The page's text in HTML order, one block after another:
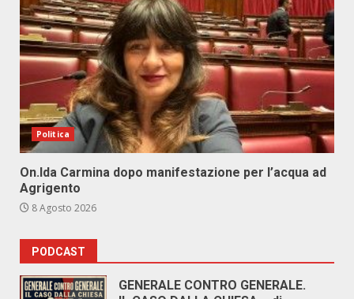
Politica
On.Ida Carmina dopo manifestazione per l’acqua ad
Agrigento
8 Agosto 2026
PODCAST
GENERALE CONTRO GENERALE.